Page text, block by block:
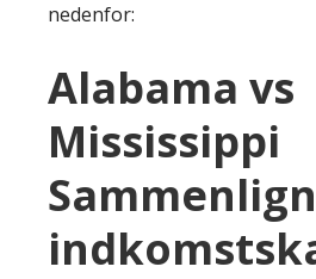
nedenfor:
Alabama vs
Mississippi